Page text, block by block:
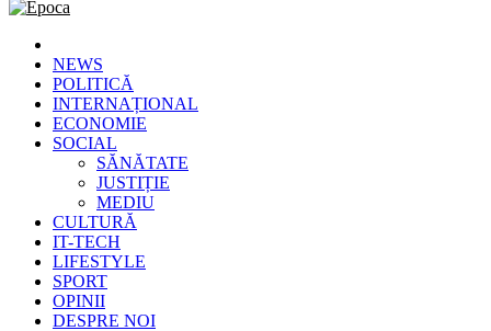
Epoca
Cele mai noi știri online din România
NEWS
POLITICĂ
INTERNAȚIONAL
ECONOMIE
SOCIAL
SĂNĂTATE
JUSTIȚIE
MEDIU
CULTURĂ
IT-TECH
LIFESTYLE
SPORT
OPINII
DESPRE NOI